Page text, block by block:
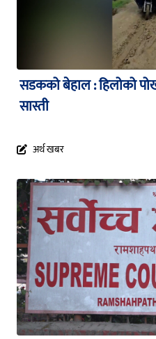
सडकको बेहाल : हिलोको
सास्ती
अर्थ खबर